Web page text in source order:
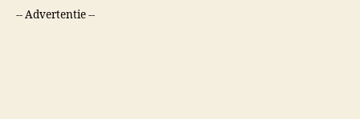
-- Advertentie --